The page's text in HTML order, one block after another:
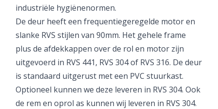
industriële hygiënenormen.
De deur heeft een frequentiegeregelde motor en
slanke RVS stijlen van 90mm. Het gehele frame
plus de afdekkappen over de rol en motor zijn
uitgevoerd in RVS 441, RVS 304 of RVS 316. De deur
is standaard uitgerust met een PVC stuurkast.
Optioneel kunnen we deze leveren in RVS 304. Ook
de rem en oprol as kunnen wij leveren in RVS 304.